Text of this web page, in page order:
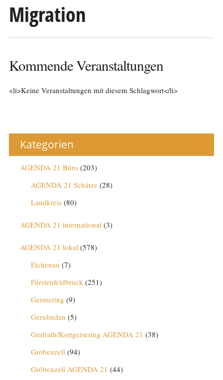
zum
Migration
Kommende Veranstaltungen
<li>Keine Veranstaltungen mit diesem Schlagwort</li>
Kategorien
AGENDA 21 Büro (203)
AGENDA 21 Schätze(28)
Landkreis(80)
AGENDA 21 international(3)
AGENDA 21 lokal(578)
Eichenau (7)
Fürstenfeldbruck(251)
Germering (9)
Gernlinden (5)
Grafrath/Kottgeisering AGENDA 21 (38)
Gröbenzell(94)
Gröbenzell AGENDA 21 (44)